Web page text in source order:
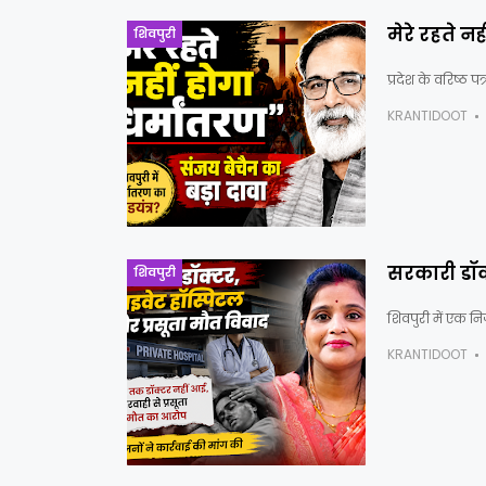
शिवपुरी मेरे रहते
प्रदेश के वरिष्ठ
KRANTIDOOT
शिवपुरी सरकारी
शिवपुरी में एक
KRANTIDOOT